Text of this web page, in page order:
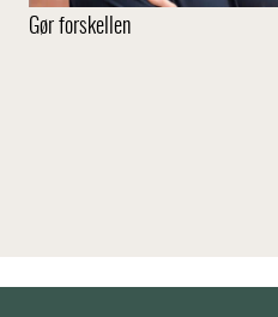
Gør forskellen